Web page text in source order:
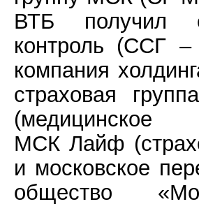
ВТБ получил
контроль (ССГ
компания
страховая
(медицинское
МСК Лайф
и московское
общество